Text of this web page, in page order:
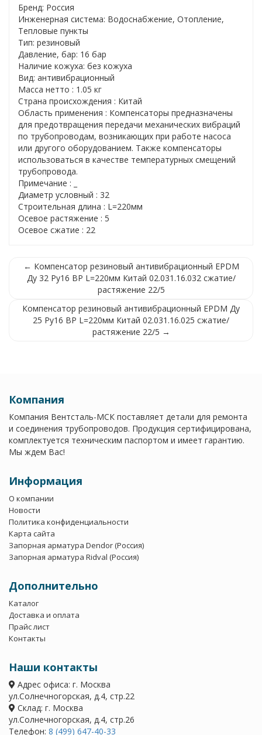
Бренд: Россия
Инженерная система: Водоснабжение, Отопление,
Тепловые пункты
Тип: резиновый
Давление, бар: 16 бар
Наличие кожуха: без кожуха
Вид: антивибрационный
Масса нетто : 1.05 кг
Страна происхождения : Китай
Область применения : Компенсаторы предназначены
для предотвращения передачи механических вибраций
по трубопроводам, возникающих при работе насоса
или другого оборудованием. Также компенсаторы
использоваться в качестве температурных смещений
трубопровода.
Примечание : _
Диаметр условный : 32
Строительная длина : L=220мм
Осевое растяжение : 5
Осевое сжатие : 22
← Компенсатор резиновый антивибрационный EPDM
Ду 32 Ру16 ВР L=220мм Китай 02.031.16.032 сжатие/
растяжение 22/5
Компенсатор резиновый антивибрационный EPDM Ду
25 Ру16 ВР L=220мм Китай 02.031.16.025 сжатие/
растяжение 22/5 →
Компания
Компания Вентсталь-МСК поставляет детали для ремонта
и соединения трубопроводов. Продукция сертифицирована,
комплектуется техническим паспортом и имеет гарантию.
Мы ждем Вас!
Информация
О компании
Новости
Политика конфиденциальности
Карта сайта
Запорная арматура Dendor (Россия)
Запорная арматура Ridval (Россия)
Дополнительно
Каталог
Доставка и оплата
Прайс лист
Контакты
Наши контакты
Адрес офиса: г. Москва
ул.Солнечногорская, д.4, стр.22
Склад: г. Москва
ул.Солнечногорская, д.4, стр.26
Телефон: 8 (499) 647-40-33